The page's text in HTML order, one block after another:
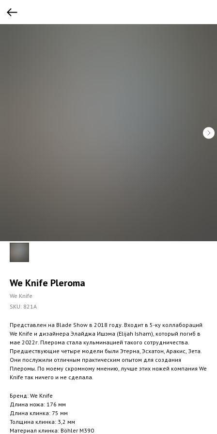
We Knife Pleroma
We Knife
SKU: 821A
Представлен на Blade Show в 2018 году. Входит в 5-ку коллабораций
We Knife и дизайнера Элaйджа Ишэма (Elijah Isham), который погиб в
мае 2022г. Плерома стала кульминацией такого сотрудничества.
Предшествующие четыре модели были Этерна, Эсхатон, Аракис, Зета.
Они послужили отличным практическим опытом для создания
Плеромы. По моему скромному мнению, лучше этих ножей компания We
Knife так ничего и не сделала.
Бренд: We Knife
Длина ножа: 176 мм
Длина клинка: 75 мм
Толщина клинка: 3,2 мм
Материал клинка: Böhler M390